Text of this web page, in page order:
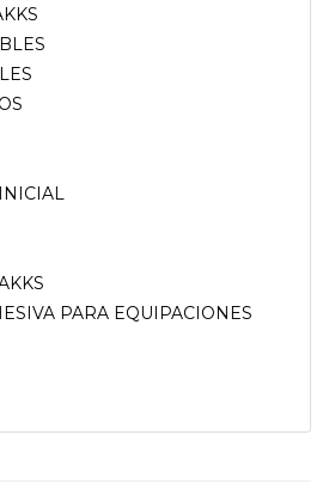
PARA EQUIPACIONES